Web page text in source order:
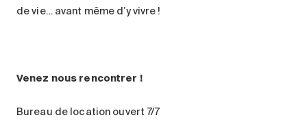
de vie… avant même d’y vivre !
Venez nous rencontrer !
Bureau de location ouvert 7/7